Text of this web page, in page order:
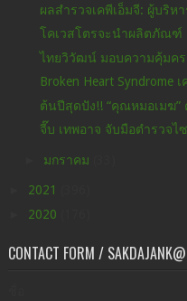
ผลสำรวจเคพีเอ็มจี: ผู้บริห
โคเวสโตรจะนำผลิตภัณฑ์
ไทยวิวัฒน์ มอบความคุ้มคร
Broken Heart Syndrome
ต้นปีสุดปัง!! “คุณหมอเมฆ”
จี๊บ เทพอาจ จับมือตำรวจไ
มกราคม
2021
2020
CONTACT FORM /